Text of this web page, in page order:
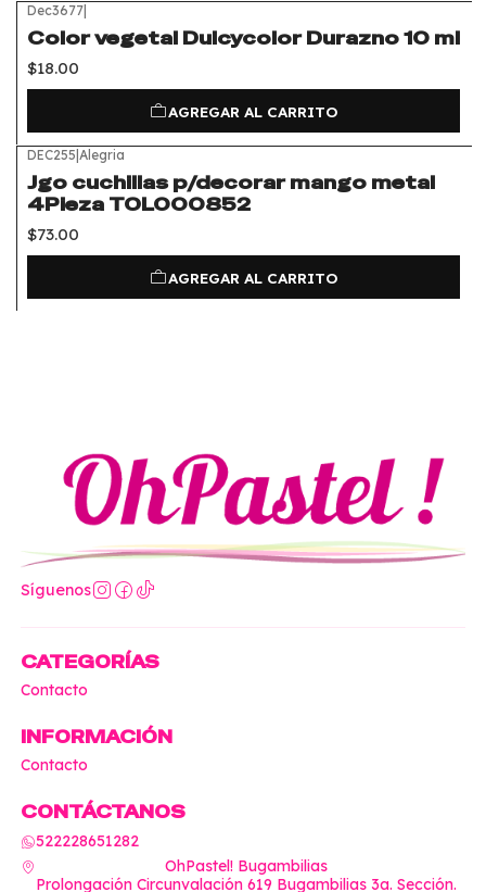
Dec3677|
Color vegetal Dulcycolor Durazno 10 ml
$18.00
AGREGAR AL CARRITO
DEC255|Alegria
Jgo cuchillas p/decorar mango metal
4Pieza TOL000852
$73.00
AGREGAR AL CARRITO
Síguenos
CATEGORÍAS
Contacto
INFORMACIÓN
Contacto
CONTÁCTANOS
522228651282
OhPastel! Bugambilias
Prolongación Circunvalación 619 Bugambilias 3a. Sección.